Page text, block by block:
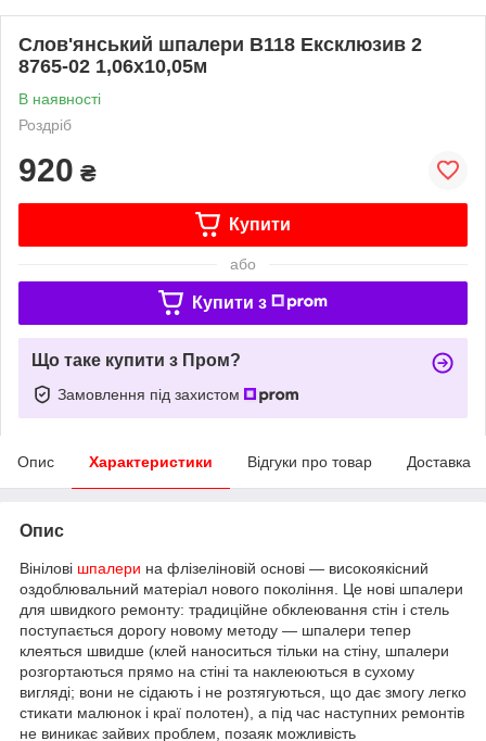
Слов'янський шпалери В118 Ексклюзив 2
8765-02 1,06х10,05м
В наявності
Роздріб
920 ₴
Купити
або
Купити з
Що таке купити з Пром?
Замовлення під захистом
Опис Характеристики Відгуки про товар Доставка
Опис
Вінілові шпалери на флізеліновій основі — високоякісний
оздоблювальний матеріал нового покоління. Це нові шпалери
для швидкого ремонту: традиційне обклеювання стін і стель
поступається дорогу новому методу — шпалери тепер
клеяться швидше (клей наноситься тільки на стіну, шпалери
розгортаються прямо на стіні та наклеюються в сухому
вигляді; вони не сідають і не розтягуються, що дає змогу легко
стикати малюнок і краї полотен), а під час наступних ремонтів
не виникає зайвих проблем, позаяк можливість